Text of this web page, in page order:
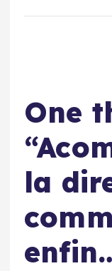
One
“
la